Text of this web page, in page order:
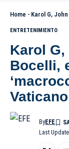
Home - Karol G, John
ENTRETENIMIENTO
Karol
Bocelli,
Vaticano
Last
ByEFE